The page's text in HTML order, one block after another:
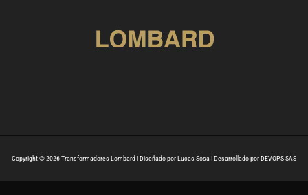
Copyright © 2026 Transformadores Lombard | Diseñado por Lucas Sosa | Desarrollado por DEVOPS SAS